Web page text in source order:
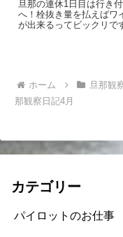
旦那の連休1日目は行き
へ！栓抜き量を払えばワ
が出来るってビックリで
ホーム 旦那観
那観察日記4月
カテゴリー
パイロットのお仕事